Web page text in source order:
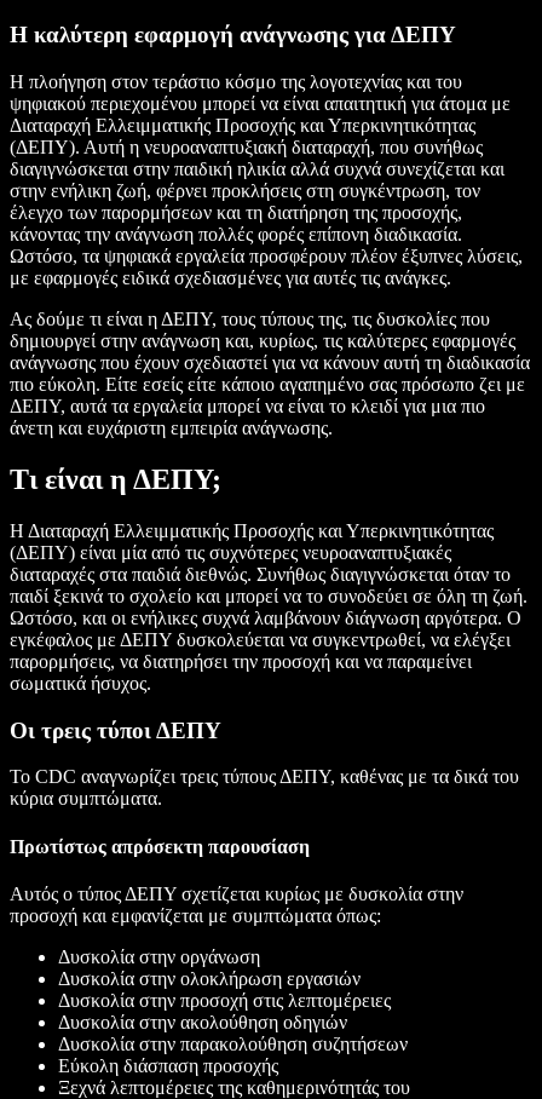
Η καλύτερη εφαρμογή ανάγνωσης για ΔΕΠΥ
Η πλοήγηση στον τεράστιο κόσμο της λογοτεχνίας και του
ψηφιακού περιεχομένου μπορεί να είναι απαιτητική για άτομα με
Διαταραχή Ελλειμματικής Προσοχής και Υπερκινητικότητας
(ΔΕΠΥ). Αυτή η νευροαναπτυξιακή διαταραχή, που συνήθως
διαγιγνώσκεται στην παιδική ηλικία αλλά συχνά συνεχίζεται και
στην ενήλικη ζωή, φέρνει προκλήσεις στη συγκέντρωση, τον
έλεγχο των παρορμήσεων και τη διατήρηση της προσοχής,
κάνοντας την ανάγνωση πολλές φορές επίπονη διαδικασία.
Ωστόσο, τα ψηφιακά εργαλεία προσφέρουν πλέον έξυπνες λύσεις,
με εφαρμογές ειδικά σχεδιασμένες για αυτές τις ανάγκες.
Ας δούμε τι είναι η ΔΕΠΥ, τους τύπους της, τις δυσκολίες που
δημιουργεί στην ανάγνωση και, κυρίως, τις καλύτερες εφαρμογές
ανάγνωσης που έχουν σχεδιαστεί για να κάνουν αυτή τη διαδικασία
πιο εύκολη. Είτε εσείς είτε κάποιο αγαπημένο σας πρόσωπο ζει με
ΔΕΠΥ, αυτά τα εργαλεία μπορεί να είναι το κλειδί για μια πιο
άνετη και ευχάριστη εμπειρία ανάγνωσης.
Τι είναι η ΔΕΠΥ;
Η Διαταραχή Ελλειμματικής Προσοχής και Υπερκινητικότητας
(ΔΕΠΥ) είναι μία από τις συχνότερες νευροαναπτυξιακές
διαταραχές στα παιδιά διεθνώς. Συνήθως διαγιγνώσκεται όταν το
παιδί ξεκινά το σχολείο και μπορεί να το συνοδεύει σε όλη τη ζωή.
Ωστόσο, και οι ενήλικες συχνά λαμβάνουν διάγνωση αργότερα. Ο
εγκέφαλος με ΔΕΠΥ δυσκολεύεται να συγκεντρωθεί, να ελέγξει
παρορμήσεις, να διατηρήσει την προσοχή και να παραμείνει
σωματικά ήσυχος.
Οι τρεις τύποι ΔΕΠΥ
Το CDC αναγνωρίζει τρεις τύπους ΔΕΠΥ, καθένας με τα δικά του
κύρια συμπτώματα.
Πρωτίστως απρόσεκτη παρουσίαση
Αυτός ο τύπος ΔΕΠΥ σχετίζεται κυρίως με δυσκολία στην
προσοχή και εμφανίζεται με συμπτώματα όπως:
Δυσκολία στην οργάνωση
Δυσκολία στην ολοκλήρωση εργασιών
Δυσκολία στην προσοχή στις λεπτομέρειες
Δυσκολία στην ακολούθηση οδηγιών
Δυσκολία στην παρακολούθηση συζητήσεων
Εύκολη διάσπαση προσοχής
Ξεχνά λεπτομέρειες της καθημερινότητάς του